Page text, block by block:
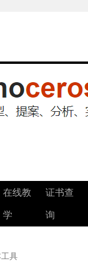
在线教
学
证书查
询
具